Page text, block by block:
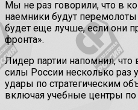
Мы не раз говорили, что в
наемники будут
будет еще лучше, если они
фронта».
Лидер партии напомнил,
силы России несколько раз
удары по стратегическим
включая учебные центры